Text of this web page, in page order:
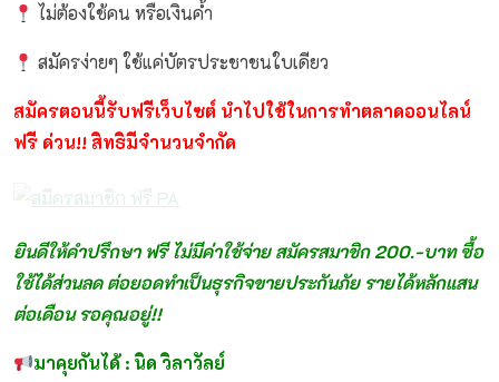
ไม่ต้องใช้คน หรือเงินค้ำ
สมัครง่ายๆ ใช้แค่บัตรประชาชนใบเดียว
สมัครตอนนี้รับฟรีเว็บไซต์ นำไปใช้ในการทำตลาดออนไลน์
ฟรี ด่วน!! สิทธิมีจำนวนจำกัด
ยินดีให้คำปรึกษา ฟรี ไม่มีค่าใช้จ่าย สมัครสมาชิก 200.-บาท ซื้อ
ใช้ได้ส่วนลด ต่อยอดทำเป็นธุรกิจขายประกันภัย รายได้หลักแสน
ต่อเดือน รอคุณอยู่!!
มาคุยกันได้ : นิด วิลาวัลย์